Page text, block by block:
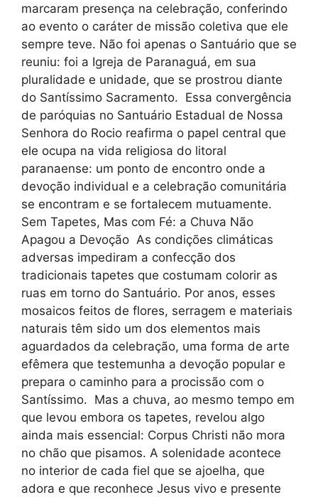
marcaram presença na celebração, conferindo
ao evento o caráter de missão coletiva que ele
sempre teve. Não foi apenas o Santuário que se
reuniu: foi a Igreja de Paranaguá, em sua
pluralidade e unidade, que se prostrou diante
do Santíssimo Sacramento. Essa convergência
de paróquias no Santuário Estadual de Nossa
Senhora do Rocio reafirma o papel central que
ele ocupa na vida religiosa do litoral
paranaense: um ponto de encontro onde a
devoção individual e a celebração comunitária
se encontram e se fortalecem mutuamente.
Sem Tapetes, Mas com Fé: a Chuva Não
Apagou a Devoção As condições climáticas
adversas impediram a confecção dos
tradicionais tapetes que costumam colorir as
ruas em torno do Santuário. Por anos, esses
mosaicos feitos de flores, serragem e materiais
naturais têm sido um dos elementos mais
aguardados da celebração, uma forma de arte
efêmera que testemunha a devoção popular e
prepara o caminho para a procissão com o
Santíssimo. Mas a chuva, ao mesmo tempo em
que levou embora os tapetes, revelou algo
ainda mais essencial: Corpus Christi não mora
no chão que pisamos. A solenidade acontece
no interior de cada fiel que se ajoelha, que
adora e que reconhece Jesus vivo e presente